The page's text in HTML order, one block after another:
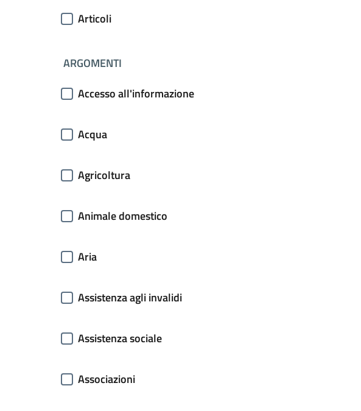
Articoli
ARGOMENTI
Accesso all'informazione
Acqua
Agricoltura
Animale domestico
Aria
Assistenza agli invalidi
Assistenza sociale
Associazioni